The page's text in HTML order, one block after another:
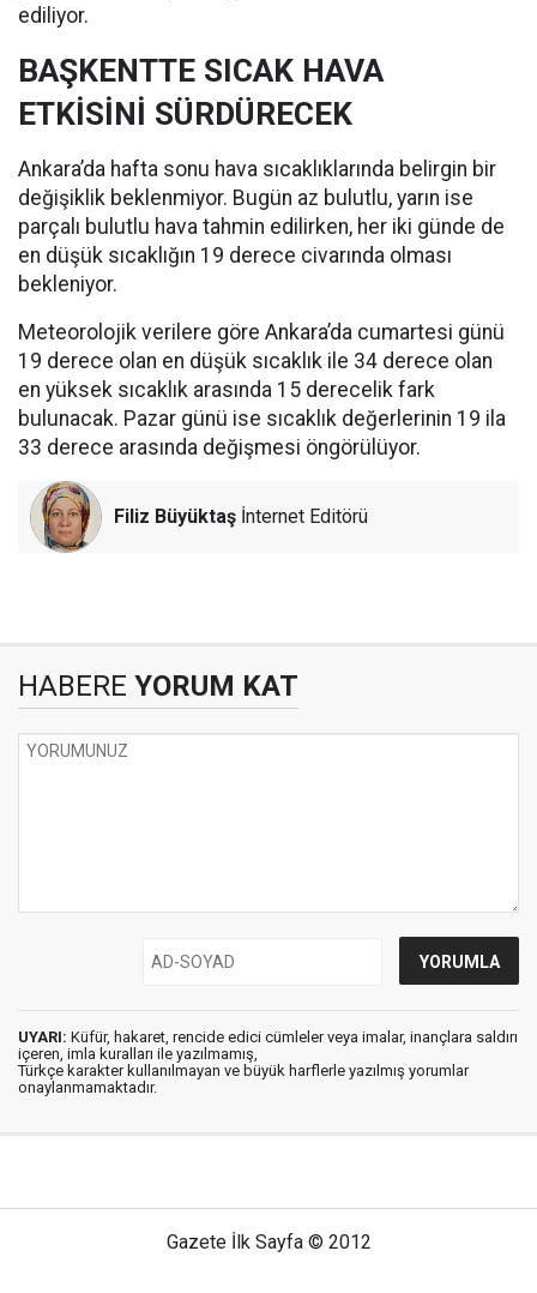
ediliyor.
BAŞKENTTE SICAK HAVA
ETKİSİNİ SÜRDÜRECEK
Ankara’da hafta sonu hava sıcaklıklarında belirgin bir
değişiklik beklenmiyor. Bugün az bulutlu, yarın ise
parçalı bulutlu hava tahmin edilirken, her iki günde de
en düşük sıcaklığın 19 derece civarında olması
bekleniyor.
Meteorolojik verilere göre Ankara’da cumartesi günü
19 derece olan en düşük sıcaklık ile 34 derece olan
en yüksek sıcaklık arasında 15 derecelik fark
bulunacak. Pazar günü ise sıcaklık değerlerinin 19 ila
33 derece arasında değişmesi öngörülüyor.
Filiz Büyüktaş İnternet Editörü
HABERE YORUM KAT
UYARI: Küfür, hakaret, rencide edici cümleler veya imalar, inançlara saldırı
içeren, imla kuralları ile yazılmamış,
Türkçe karakter kullanılmayan ve büyük harflerle yazılmış yorumlar
onaylanmamaktadır.
Gazete İlk Sayfa © 2012